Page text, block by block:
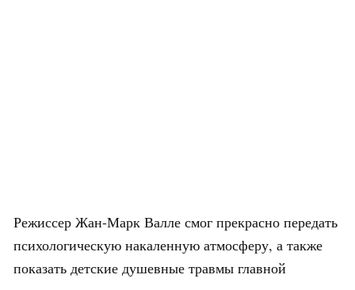
Режиссер Жан-Марк Валле смог прекрасно передать
психологическую накаленную атмосферу, а также
показать детские душевные травмы главной